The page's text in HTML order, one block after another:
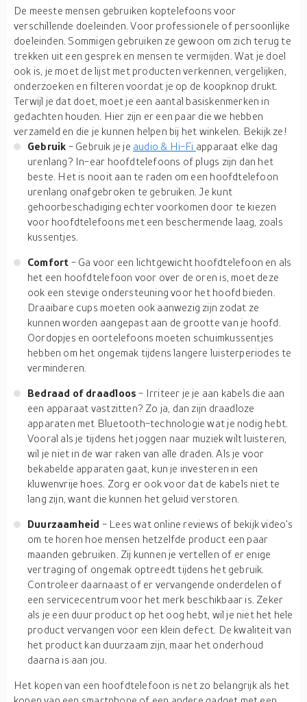
De meeste mensen gebruiken koptelefoons voor
verschillende doeleinden. Voor professionele of persoonlijke
doeleinden. Sommigen gebruiken ze gewoon om zich terug te
trekken uit een gesprek en mensen te vermijden. Wat je doel
ook is, je moet de lijst met producten verkennen, vergelijken,
onderzoeken en filteren voordat je op de koopknop drukt.
Terwijl je dat doet, moet je een aantal basiskenmerken in
gedachten houden. Hier zijn er een paar die we hebben
verzameld en die je kunnen helpen bij het winkelen. Bekijk ze!
Gebruik - Gebruik je je audio & Hi-Fi apparaat elke dag
urenlang? In-ear hoofdtelefoons of plugs zijn dan het
beste. Het is nooit aan te raden om een hoofdtelefoon
urenlang onafgebroken te gebruiken. Je kunt
gehoorbeschadiging echter voorkomen door te kiezen
voor hoofdtelefoons met een beschermende laag, zoals
kussentjes.
Comfort - Ga voor een lichtgewicht hoofdtelefoon en als
het een hoofdtelefoon voor over de oren is, moet deze
ook een stevige ondersteuning voor het hoofd bieden.
Draaibare cups moeten ook aanwezig zijn zodat ze
kunnen worden aangepast aan de grootte van je hoofd.
Oordopjes en oortelefoons moeten schuimkussentjes
hebben om het ongemak tijdens langere luisterperiodes te
verminderen.
Bedraad of draadloos- Irriteer je je aan kabels die aan
een apparaat vastzitten? Zo ja, dan zijn draadloze
apparaten met Bluetooth-technologie wat je nodig hebt.
Vooral als je tijdens het joggen naar muziek wilt luisteren,
wil je niet in de war raken van alle draden. Als je voor
bekabelde apparaten gaat, kun je investeren in een
kluwenvrije hoes. Zorg er ook voor dat de kabels niet te
lang zijn, want die kunnen het geluid verstoren.
Duurzaamheid - Lees wat online reviews of bekijk video's
om te horen hoe mensen hetzelfde product een paar
maanden gebruiken. Zij kunnen je vertellen of er enige
vertraging of ongemak optreedt tijdens het gebruik.
Controleer daarnaast of er vervangende onderdelen of
een servicecentrum voor het merk beschikbaar is. Zeker
als je een duur product op het oog hebt, wil je niet het hele
product vervangen voor een klein defect. De kwaliteit van
het product kan duurzaam zijn, maar het onderhoud
daarna is aan jou.
Het kopen van een hoofdtelefoon is net zo belangrijk als het